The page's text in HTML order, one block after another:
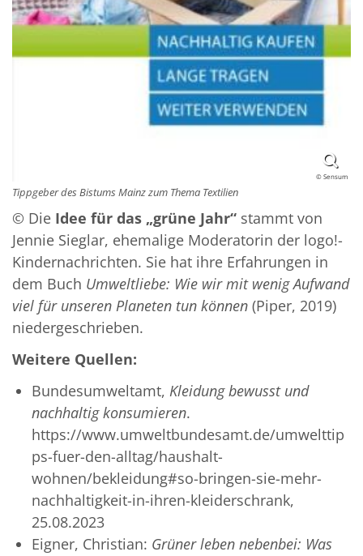
© Sensum
Tippgeber des Bistums Mainz zum Thema Textilien
© Die Idee für das „grüne Jahr“ stammt von
Jennie Sieglar, ehemalige Moderatorin der logo!-
Kindernachrichten. Sie hat ihre Erfahrungen in
dem Buch Umweltliebe: Wie wir mit wenig Aufwand
viel für unseren Planeten tun können (Piper, 2019)
niedergeschrieben.
Weitere Quellen:
Bundesumweltamt, Kleidung bewusst und
nachhaltig konsumieren.
https://www.umweltbundesamt.de/umwelttip
ps-fuer-den-alltag/haushalt-
wohnen/bekleidung#so-bringen-sie-mehr-
nachhaltigkeit-in-ihren-kleiderschrank,
25.08.2023
Eigner, Christian: Grüner leben nebenbei: Was